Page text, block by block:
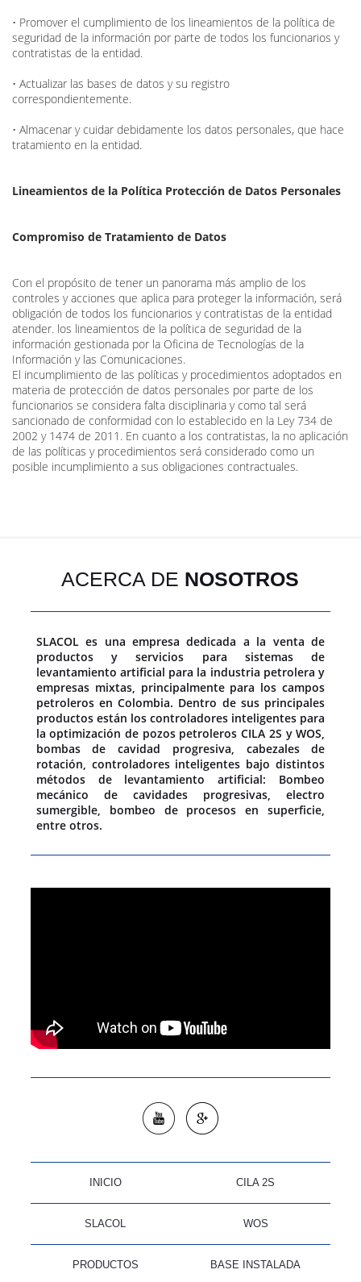
• Promover el cumplimiento de los lineamientos de la política de
seguridad de la información por parte de todos los funcionarios y
contratistas de la entidad.
• Actualizar las bases de datos y su registro
correspondientemente.
• Almacenar y cuidar debidamente los datos personales, que hace
tratamiento en la entidad.
Lineamientos de la Política Protección de Datos Personales
Compromiso de Tratamiento de Datos
Con el propósito de tener un panorama más amplio de los
controles y acciones que aplica para proteger la información, será
obligación de todos los funcionarios y contratistas de la entidad
atender. los lineamientos de la política de seguridad de la
información gestionada por la Oficina de Tecnologías de la
Información y las Comunicaciones.
El incumplimiento de las políticas y procedimientos adoptados en
materia de protección de datos personales por parte de los
funcionarios se considera falta disciplinaria y como tal será
sancionado de conformidad con lo establecido en la Ley 734 de
2002 y 1474 de 2011. En cuanto a los contratistas, la no aplicación
de las políticas y procedimientos será considerado como un
posible incumplimiento a sus obligaciones contractuales.
ACERCA DE NOSOTROS
SLACOL es una empresa dedicada a la venta de
productos y servicios para sistemas de
levantamiento artificial para la industria petrolera y
empresas mixtas, principalmente para los campos
petroleros en Colombia. Dentro de sus principales
productos están los controladores inteligentes para
la optimización de pozos petroleros CILA 2S y WOS,
bombas de cavidad progresiva, cabezales de
rotación, controladores inteligentes bajo distintos
métodos de levantamiento artificial: Bombeo
mecánico de cavidades progresivas, electro
sumergible, bombeo de procesos en superficie,
entre otros.
INICIO CILA 2S
SLACOL WOS
PRODUCTOS BASE INSTALADA